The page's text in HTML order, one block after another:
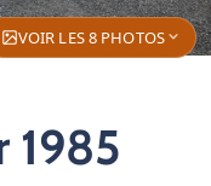
VOIR LES 8 PHOTOS
1985